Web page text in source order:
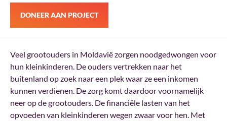
DONEER AAN PROJECT
Veel grootouders in Moldavië zorgen noodgedwongen voor
hun kleinkinderen. De ouders vertrekken naar het
buitenland op zoek naar een plek waar ze een inkomen
kunnen verdienen. De zorg komt daardoor voornamelijk
neer op de grootouders. De financiële lasten van het
opvoeden van kleinkinderen wegen zwaar voor hen. Met